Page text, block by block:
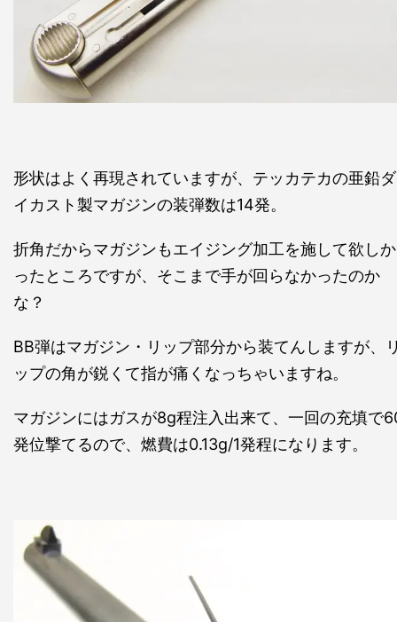
形状はよく再現されていますが、テッカテカの亜鉛ダ
イカスト製マガジンの装弾数は14発。
折角だからマガジンもエイジング加工を施して欲しか
ったところですが、そこまで手が回らなかったのか
な？
BB弾はマガジン・リップ部分から装てんしますが、
ップの角が鋭くて指が痛くなっちゃいますね。
マガジンにはガスが8g程注入出来て、一回の充填で
発位撃てるので、燃費は0.13g/1発程になります。